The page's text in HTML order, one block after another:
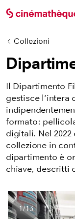
Collezioni
Il Dipartimento
gestisce l'intera
formato:
digitali. Nel
collezione in
dipartimento è
chiave, descritti
Numero di
1/13